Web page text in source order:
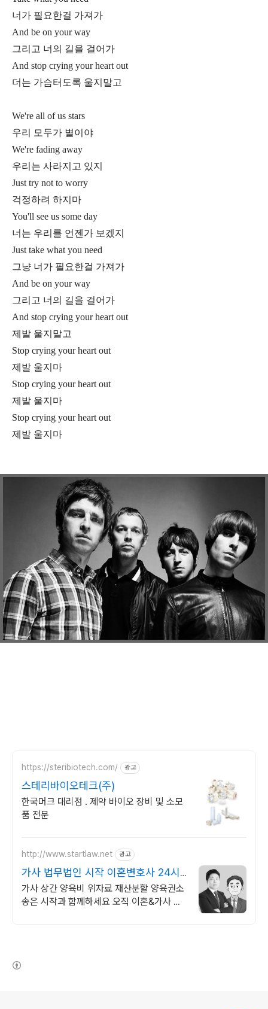
너가 필요한걸 가져가
And be on your way
그리고 너의 길을 걸어가
And stop crying your heart out
더는 가슴터도록 울지말고
We're all of us stars
우리 모두가 별이야
We're fading away
우리는 사라지고 있지
Just try not to worry
걱정하려 하지마
You'll see us some day
너는 우리를 언젠가 보겠지
Just take what you need
그냥 너가 필요한걸 가져가
And be on your way
그리고 너의 길을 걸어가
And stop crying your heart out
제발 울지말고
Stop crying your heart out
제발 울지마
Stop crying your heart out
제발 울지마
Stop crying your heart out
제발 울지마
https://steribiotech.com/ 광고
스테리바이오테크(주)
한국머크 대리점 . 제약 바이오 장비 및 소모
품 전문
http://www.startlaw.net 광고
가사 법무법인 시작 이혼변호사 24시
간 비밀상담
가사 상간 양육비 위자료 재산분할 양육권소
송은 시작과 함께하세요 오직 이혼&가사 사